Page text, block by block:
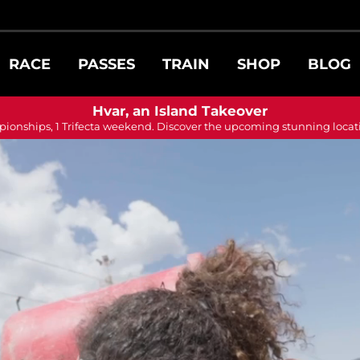
RACE PASSES TRAIN SHOP BLOG
Hvar, an Island Takeover
1 Trifecta weekend. Discover the upcoming stunning